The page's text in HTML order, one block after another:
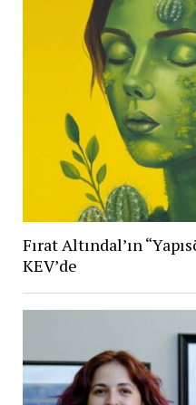
Fırat Altındal’ın
KEV’de